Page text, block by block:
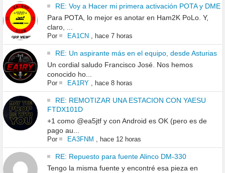
RE: Voy a Hacer mi primera activación POTA y DME
Para POTA, lo mejor es anotar en Ham2K PoLo. Y,
claro, ...
Por EA1CN, hace 7 horas
RE: Un aspirante más en el equipo, desde Asturias
Un cordial saludo Francisco José. Nos hemos
conocido ho...
Por EA1RY, hace 8 horas
RE: REMOTIZAR UNA ESTACION CON YAESU
FTDX101D
+1 como @ea5jtf y con Android es OK (pero es de
pago au...
Por EA3FNM , hace 12 horas
RE: Repuesto para fuente Alinco DM-330
Tengo la misma fuente y encontré esa pieza en